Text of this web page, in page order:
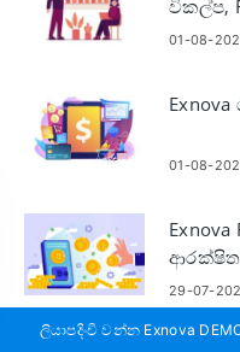
විකල්ප,
01-08-
01-08-
Exnova
තැන්පත්
29-07-
ලියාපදිංචි වන්න Exnova